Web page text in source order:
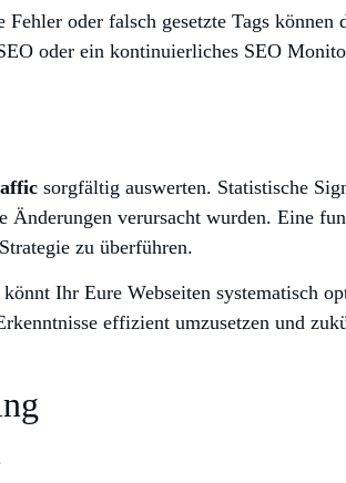
oder falsch gesetzte Tags können
oder ein kontinuierliches SEO
sorgfältig auswerten. Statistische
verursacht wurden. Eine
zu überführen.
Ihr Eure Webseiten systematisch
effizient umzusetzen und